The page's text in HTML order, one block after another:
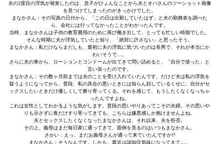
夫の2度目の浮気が発覚したのは、息子がひょんなことから夫とオバさんのツーショット画像
を見つけてしまったのがきっかけでした。
まなかさん：その写真の日付から、「この日は出勤していたはず」と夫の勤務表を調べた
ら、会社には行ってなかったことがわかったんです。
当時、まなかさんは子供の教育費用のために再び働き出して、とっても忙しい時期でした。
そんな時期に夫が浮気していたと知り、「絶対に許さない」と思ったそう。
まなかさん：私だけならまだしも、最初に夫の浮気に気づいたのは長男で、それが本当にか
わいそうで…。
さらに夫の車から、ローションとコンドームが出てきて問い詰めると、「自分で使った」と
言い張ったのです。
まなかさん：その数ヶ月前までは夫のことを受け入れていたんです。だけど夫は私の浮気を
疑うようになってから、普段、私の具合の悪いときには知らん顔しているくせに、自分がセ
ックスしたいときだけ優しくして擦り寄ってくる。それを感じて、もうしたくなくなっちゃ
ったんですよね。
これは女性としてわかるような気がします。普段の思いやりあってこその夫婦。その思いや
りも示さずに夜だけすり寄ってきても、こちらは嫌悪感しか抱けませんよね。
夫とセックスしたくなくなったまなかさんは、それ以来、夫を拒否。
その上、義母はまだ毎日家に通ってきて、面倒を見るのはいつもまなかさん。
さかい：えっ、まだお義母さんが通って来ていたんですか!?
まなかさん：そうなんです。しかも、最近は認知症気味になってきて…。